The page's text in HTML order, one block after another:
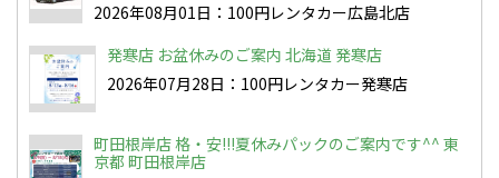
2026年08月01日：100円レンタカー広島北店
発寒店 お盆休みのご案内 北海道 発寒店
2026年07月28日：100円レンタカー発寒店
町田根岸店 格・安!!!夏休みパックのご案内です^^ 東
京都 町田根岸店